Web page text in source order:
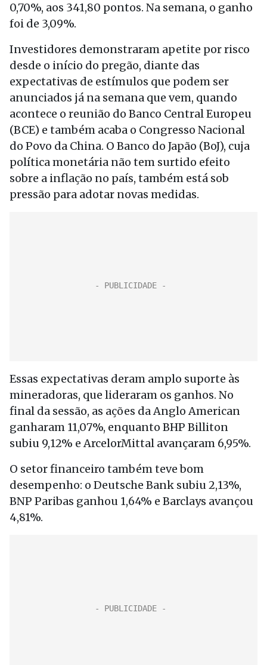
0,70%, aos 341,80 pontos. Na semana, o ganho
foi de 3,09%.
Investidores demonstraram apetite por risco
desde o início do pregão, diante das
expectativas de estímulos que podem ser
anunciados já na semana que vem, quando
acontece o reunião do Banco Central Europeu
(BCE) e também acaba o Congresso Nacional
do Povo da China. O Banco do Japão (BoJ), cuja
política monetária não tem surtido efeito
sobre a inflação no país, também está sob
pressão para adotar novas medidas.
Essas expectativas deram amplo suporte às
mineradoras, que lideraram os ganhos. No
final da sessão, as ações da Anglo American
ganharam 11,07%, enquanto BHP Billiton
subiu 9,12% e ArcelorMittal avançaram 6,95%.
O setor financeiro também teve bom
desempenho: o Deutsche Bank subiu 2,13%,
BNP Paribas ganhou 1,64% e Barclays avançou
4,81%.